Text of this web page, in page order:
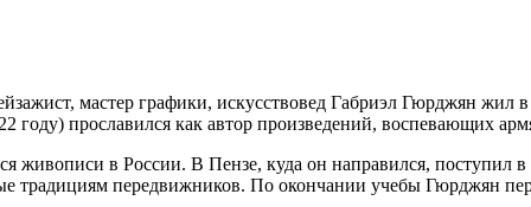
мастер графики, искусствовед Габриэл Гюрджян жил
прославился как автор произведений, воспевающих
в России. В Пензе, куда он направился, поступил в
передвижников. По окончании учебы Гюрджян